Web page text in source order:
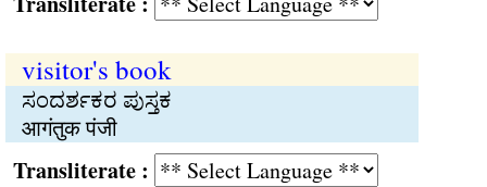
visitor's book
ಸಂದರ್ಶಕರ ಪುಸ್ತಕ
आगंतुक पंजी
: